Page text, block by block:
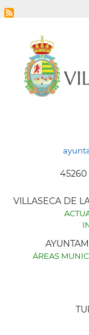
45260
VILLASECA DE
ÁREAS